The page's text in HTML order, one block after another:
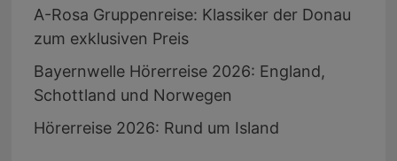
A-Rosa Gruppenreise: Klassiker der Donau
zum exklusiven Preis
Bayernwelle Hörerreise 2026: England,
Schottland und Norwegen
Hörerreise 2026: Rund um Island